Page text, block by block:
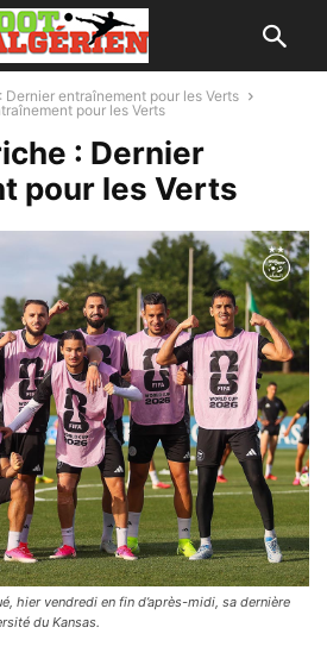
entraînement pour les Verts
pour les Verts
: Dernier
pour les Verts
hier vendredi en fin d’après-midi, sa dernière
du Kansas.